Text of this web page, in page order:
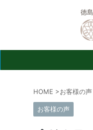
徳
HOME >お客様の声
お客様の声